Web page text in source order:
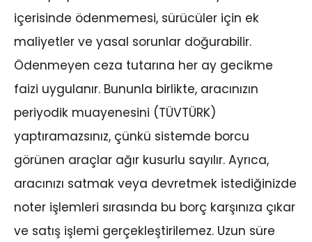
içerisinde ödenmemesi, sürücüler için ek
maliyetler ve yasal sorunlar doğurabilir.
Ödenmeyen ceza tutarına her ay gecikme
faizi uygulanır. Bununla birlikte, aracınızın
periyodik muayenesini (TÜVTÜRK)
yaptıramazsınız, çünkü sistemde borcu
görünen araçlar ağır kusurlu sayılır. Ayrıca,
aracınızı satmak veya devretmek istediğinizde
noter işlemleri sırasında bu borç karşınıza çıkar
ve satış işlemi gerçekleştirilemez. Uzun süre